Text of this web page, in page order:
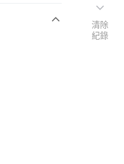
清除
紀錄